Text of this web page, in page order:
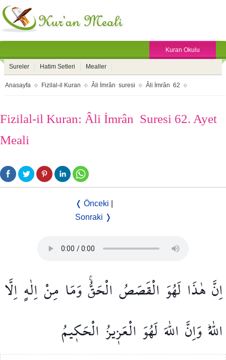
Kuran Okulu
Sureler Hatim Setleri Mealler
Anasayfa Fizilal-il Kuran Âli İmrân suresi Âli İmrân 62
Fizilal-il Kuran: Âli İmrân Suresi 62. Ayet
Meali
❬ Önceki
Sonraki ❭
اِنَّ هٰذَا لَهُوَ الْقَصَصُ الْحَقُّۚوَمَا مِنْاِلٰهٍ اِلَّا
اللّٰهُۜوَاِنَّ اللّٰهَلَهُوَ الْعَز۪يزُ الْحَك۪يمُ